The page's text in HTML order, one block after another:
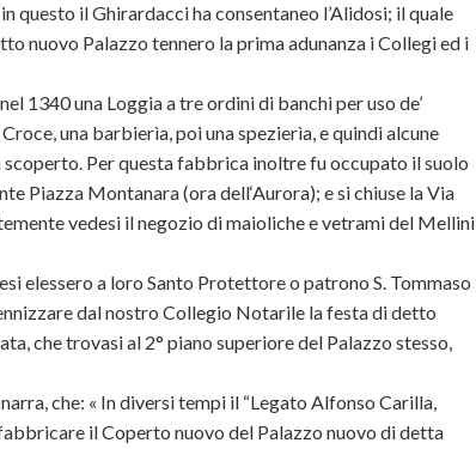
questo il Ghirardacci ha consentaneo l’Alidosi; il quale
nuovo Palazzo tennero la prima adunanza i Collegi ed i
1340 una Loggia a tre ordini di banchi per uso de’
una barbierìa, poi una spezierìa, e quindi alcune
scoperto. Per questa fabbrica inoltre fu occupato il suolo
Piazza Montanara (ora dell‘Aurora); e si chiuse la Via
vedesi il negozio di maioliche e vetrami del Mellini
elessero a loro Santo Protettore o patrono S. Tommaso
dal nostro Collegio Notarile la festa di detto
che trovasi al 2° piano superiore del Palazzo stesso,
che: « In diversi tempi il “Legato Alfonso Carilla,
il Coperto nuovo del Palazzo nuovo di detta